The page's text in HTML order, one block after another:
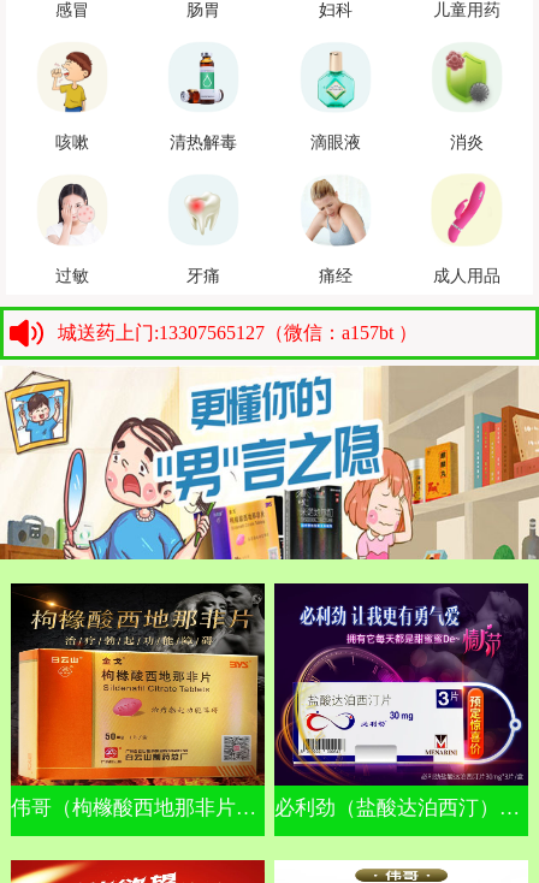
感冒 肠胃 妇科 儿童用药
咳嗽 清热解毒 滴眼液 消炎
过敏 牙痛 痛经 成人用品
送药上门:13307565127（微信：a157bt ）
伟哥（枸橼酸西地那非片）金戈 必利劲（盐酸达泊西汀）早泄